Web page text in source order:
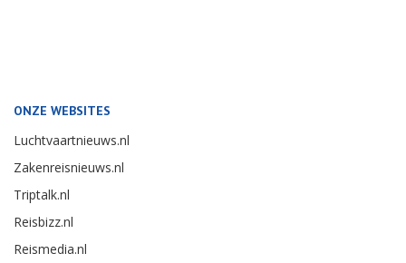
ONZE WEBSITES
Luchtvaartnieuws.nl
Zakenreisnieuws.nl
Triptalk.nl
Reisbizz.nl
Reismedia.nl